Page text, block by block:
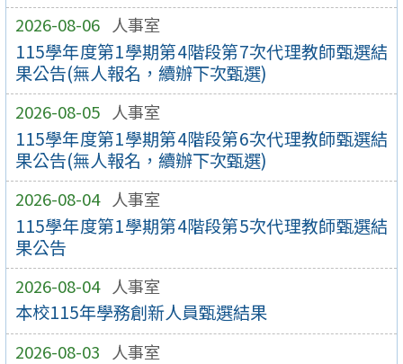
2026-08-06 人事室
115學年度第1學期第4階段第7次代理教師甄選結
果公告(無人報名，續辦下次甄選)
2026-08-05 人事室
115學年度第1學期第4階段第6次代理教師甄選結
果公告(無人報名，續辦下次甄選)
2026-08-04 人事室
115學年度第1學期第4階段第5次代理教師甄選結
果公告
2026-08-04 人事室
本校115年學務創新人員甄選結果
2026-08-03 人事室